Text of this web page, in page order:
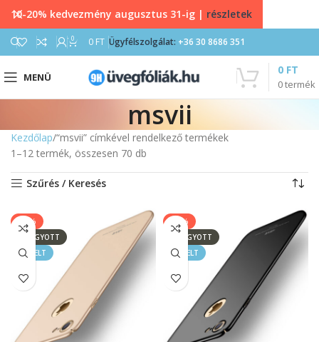
0 0 FT Ügyfélszolgálat: +36 30 8686 351
MENÜ
0termék
0 FT
msvii
Kezdőlap “msvii” címkével rendelkező termékek
1–12 termék, összesen 70 db
Szűrés / Keresés
-67%
ELFOGYOTT
KIEMELT
-67%
ELFOGYOTT
KIEMELT
10-20% kedvezmény augusztus 31-ig | részletek